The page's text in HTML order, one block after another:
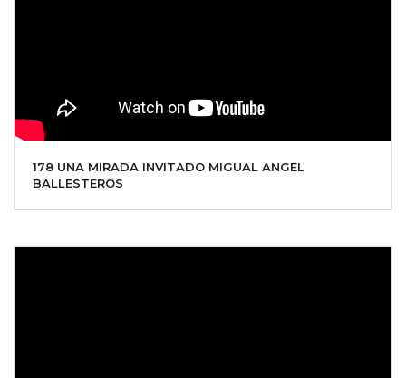
178 UNA MIRADA INVITADO MIGUAL ANGEL
BALLESTEROS